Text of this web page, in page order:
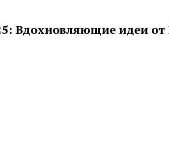
Вдохновляющие идеи от